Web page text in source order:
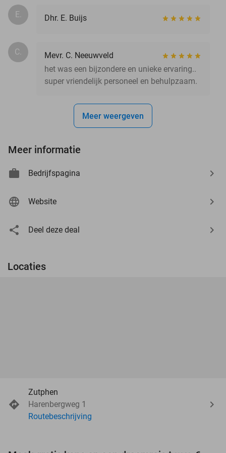
E. Dhr. E. Buijs
C.
Mevr. C. Neeuwveld
het was een bijzondere en unieke ervaring..
super vriendelijk personeel en behulpzaam.
Meer weergeven
Meer informatie
Bedrijfspagina
Website
Deel deze deal
Locaties
Zutphen
Harenbergweg 1
Routebeschrijving